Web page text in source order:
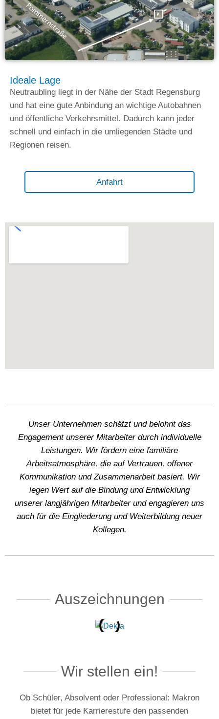
Ideale Lage
Neutraubling liegt in der Nähe der Stadt Regensburg
und hat eine gute Anbindung an wichtige Autobahnen
und öffentliche Verkehrsmittel. Dadurch kann jeder
schnell und einfach in die umliegenden Städte und
Regionen reisen.
Anfahrt
Unser Unternehmen schätzt und belohnt das
Engagement unserer Mitarbeiter durch individuelle
Leistungen. Wir fördern eine familiäre
Arbeitsatmosphäre, die auf Vertrauen, offener
Kommunikation und Zusammenarbeit basiert. Wir
legen Wert auf die Bindung und Entwicklung
unserer langjährigen Mitarbeiter und engagieren uns
auch für die Eingliederung und Weiterbildung neuer
Kollegen.
Auszeichnungen
Wir stellen ein!
Ob Schüler, Absolvent oder Professional: Makron
bietet für jede Karrierestufe den passenden